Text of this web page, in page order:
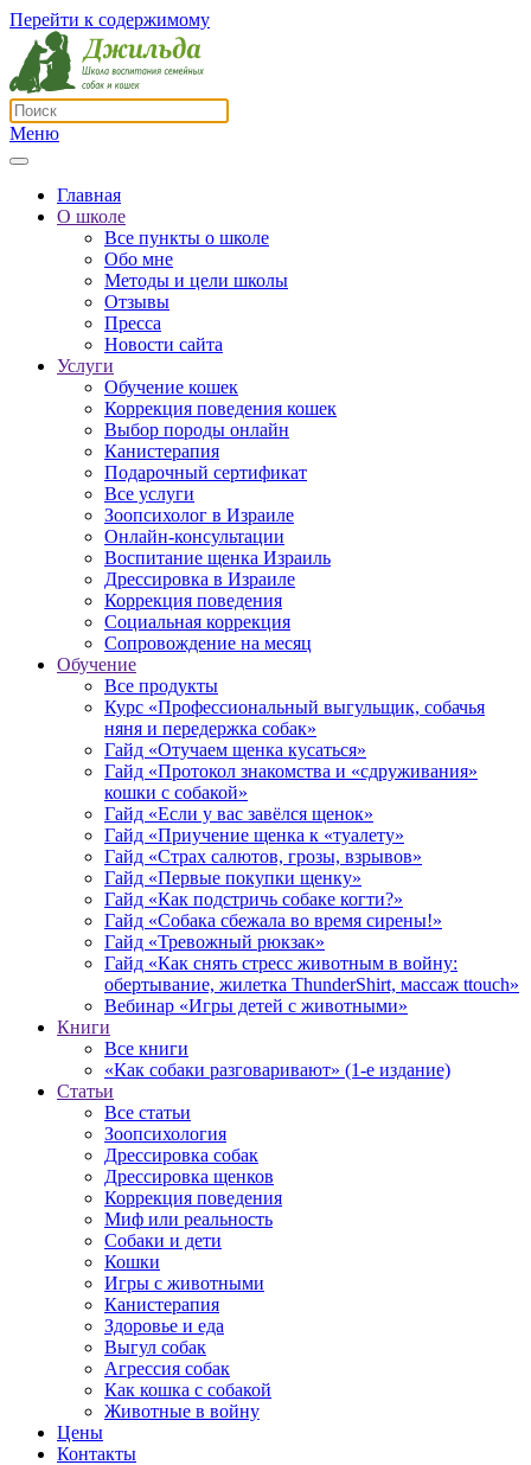
Перейти к содержимому
Меню
Главная
О школе
Все пункты о школе
Обо мне
Методы и цели школы
Отзывы
Пресса
Новости сайта
Услуги
Обучение кошек
Коррекция поведения кошек
Выбор породы онлайн
Канистерапия
Подарочный сертификат
Все услуги
Зоопсихолог в Израиле
Онлайн-консультации
Воспитание щенка Израиль
Дрессировка в Израиле
Коррекция поведения
Социальная коррекция
Сопровождение на месяц
Обучение
Все продукты
Курс «Профессиональный выгульщик, собачья
няня и передержка собак»
Гайд «Отучаем щенка кусаться»
Гайд «Протокол знакомства и «сдруживания»
кошки с собакой»
Гайд «Если у вас завёлся щенок»
Гайд «Приучение щенка к «туалету»
Гайд «Страх салютов, грозы, взрывов»
Гайд «Первые покупки щенку»
Гайд «Как подстричь собаке когти?»
Гайд «Собака сбежала во время сирены!»
Гайд «Тревожный рюкзак»
Гайд «Как снять стресс животным в войну:
обертывание, жилетка ThunderShirt, массаж ttouch»
Вебинар «Игры детей с животными»
Книги
Все книги
«Как собаки разговаривают» (1-е издание)
Статьи
Все статьи
Зоопсихология
Дрессировка собак
Дрессировка щенков
Коррекция поведения
Миф или реальность
Собаки и дети
Кошки
Игры с животными
Канистерапия
Здоровье и еда
Выгул собак
Агрессия собак
Как кошка с собакой
Животные в войну
Цены
Контакты